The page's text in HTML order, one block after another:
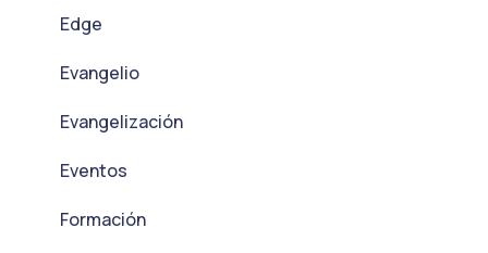
Edge
Evangelio
Evangelización
Eventos
Formación